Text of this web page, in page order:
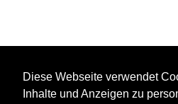
Diese Webseite verwendet
Inhalte und Anzeigen zu